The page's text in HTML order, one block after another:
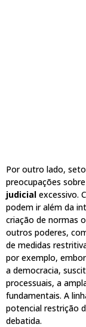
Por outro lado,
preocupações
judicial excessivo.
podem ir além da
criação de normas
outros poderes,
de medidas
por exemplo,
a democracia,
processuais, a
fundamentais. A
potencial restrição
debatida.